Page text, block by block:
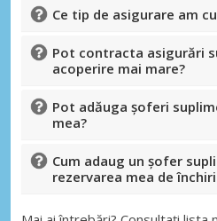
Ce tip de asigurare am
Pot contracta asigurări
acoperire mai mare?
Pot adăuga șoferi
mea?
Cum adaug un șofer
rezervarea mea de